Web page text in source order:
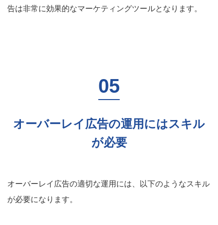
告は非常に効果的なマーケティングツールとなります。
オーバーレイ広告の運用にはスキル
が必要
オーバーレイ広告の適切な運用には、以下のようなスキル
が必要になります。